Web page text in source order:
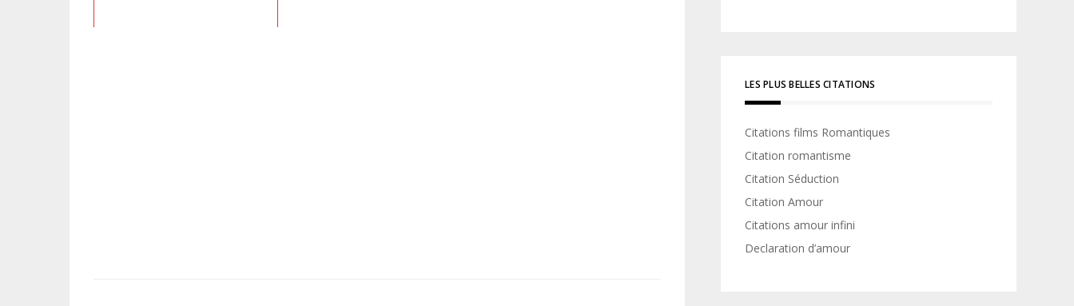
LES PLUS BELLES CITATIONS
Citations films Romantiques
Citation romantisme
Citation Séduction
Citation Amour
Citations amour infini
Declaration d’amour